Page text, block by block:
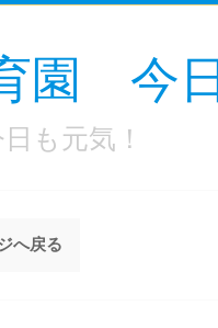
園 今
も元気！
へ戻る